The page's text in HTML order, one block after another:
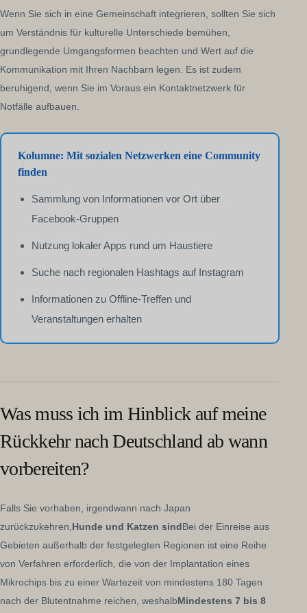
Wenn Sie sich in eine Gemeinschaft integrieren, sollten Sie sich
um Verständnis für kulturelle Unterschiede bemühen,
grundlegende Umgangsformen beachten und Wert auf die
Kommunikation mit Ihren Nachbarn legen. Es ist zudem
beruhigend, wenn Sie im Voraus ein Kontaktnetzwerk für
Notfälle aufbauen.
Kolumne: Mit sozialen Netzwerken eine Community
finden
Sammlung von Informationen vor Ort über
Facebook-Gruppen
Nutzung lokaler Apps rund um Haustiere
Suche nach regionalen Hashtags auf Instagram
Informationen zu Offline-Treffen und
Veranstaltungen erhalten
Was muss ich im Hinblick auf meine
Rückkehr nach Deutschland ab wann
vorbereiten?
Falls Sie vorhaben, irgendwann nach Japan
zurückzukehren, Hunde und Katzen sindBei der Einreise aus
Gebieten außerhalb der festgelegten Regionen ist eine Reihe
von Verfahren erforderlich, die von der Implantation eines
Mikrochips bis zu einer Wartezeit von mindestens 180 Tagen
nach der Blutentnahme reichen, weshalbMindestens 7 bis 8